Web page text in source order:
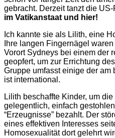
gebracht. Derzeit tanzt die
im Vatikanstaat und hier!
Ich kannte sie als Lilith, eine
Ihre langen Fingernägel
Vorort Sydneys bei einem der
geopfert, um zur Errichtung
Gruppe umfasst einige der
ist international.
Lilith beschaffte Kinder, um
gelegentlich, einfach
“Erzeugnisse” bezahlt. Der
eines effektiven Interesses
Homosexualität dort gelehrt